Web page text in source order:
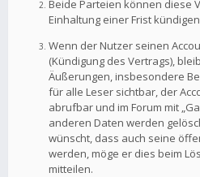
Beide Parteien können diese
Einhaltung einer Frist
Wenn der Nutzer seinen
(Kündigung des Vertrags),
Äußerungen, insbesondere
für alle Leser sichtbar, der
abrufbar und im Forum mit
anderen Daten werden
wünscht, dass auch seine
werden, möge er dies beim
mitteilen.